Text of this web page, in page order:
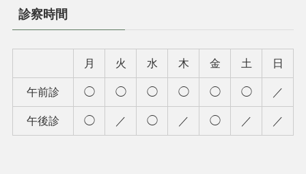
診察時間
月 火 水 木 金 土 日
午前診 ◯ ◯ ◯ ◯ ◯ ◯ ／
午後診 ◯ ／ ◯ ／ ◯ ／ ／